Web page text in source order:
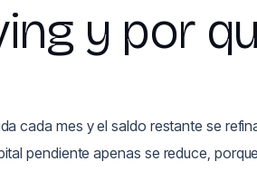
y por
cada mes y el saldo restante se
pendiente apenas se reduce,